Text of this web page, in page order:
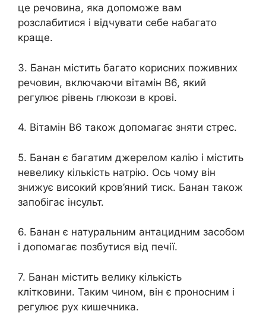
це речовина, яка допоможе вам
розслабитися і відчувати себе набагато
краще.
3. Банан містить багато корисних поживних
речовин, включаючи вітамін В6, який
регулює рівень глюкози в крові.
4. Вітамін В6 також допомагає зняти стрес.
5. Банан є багатим джерелом калію і містить
невелику кількість натрію. Ось чому він
знижує високий кров’яний тиск. Банан також
запобігає інсульт.
6. Банан є натуральним антацидним засобом
і допомагає позбутися від печії.
7. Банан містить велику кількість
клітковини. Таким чином, він є проносним і
регулює рух кишечника.